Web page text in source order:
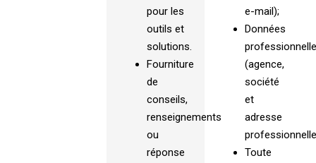
pour les
outils et
solutions.
Fourniture
de
conseils,
renseignements
ou
réponse
e-mail);
Données
(agence,
société
et
adresse
Toute